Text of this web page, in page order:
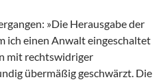
»Die Herausgabe der
ich einen Anwalt eingeschaltet
mit rechtswidriger
übermäßig geschwärzt. Die